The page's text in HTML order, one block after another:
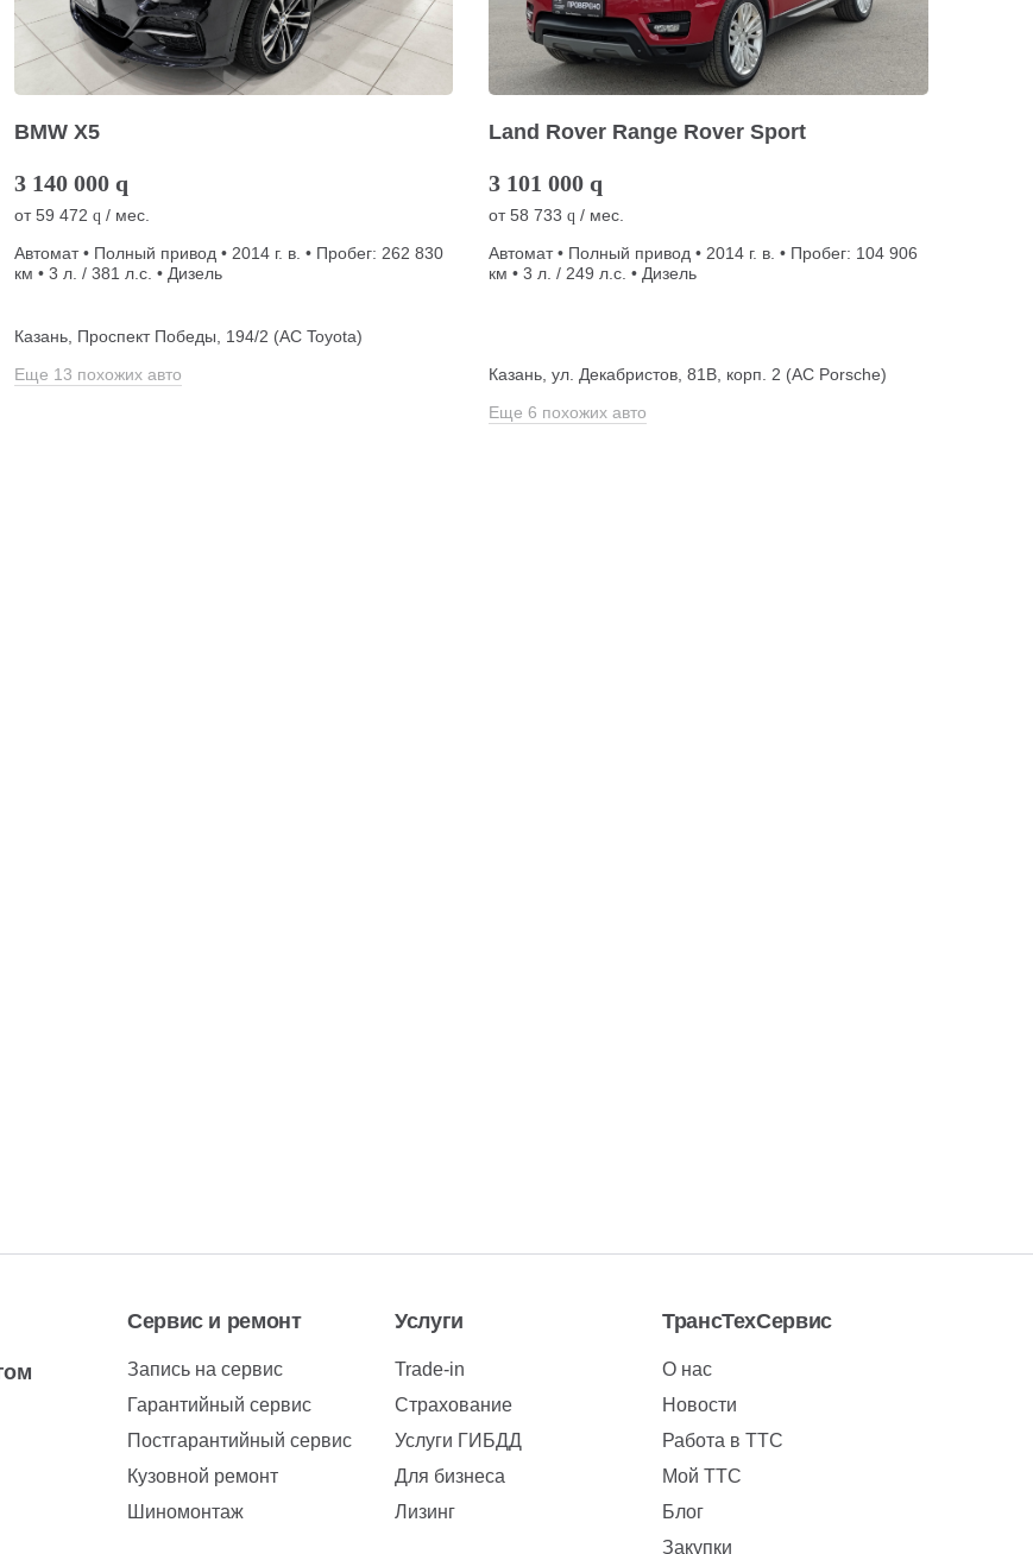
BMW X5
3 140 000 q
от59 472 q / мес.
Автомат • Полный привод • 2014 г. в. • Пробег: 262 830
км • 3 л. / 381 л.с. • Дизель
Казань, Проспект Победы, 194/2 (АС Toyota)
Еще 13 похожих авто
Land Rover Range Rover Sport
3 101 000 q
от58 733 q / мес.
Автомат • Полный привод • 2014 г. в. • Пробег: 104 906
км • 3 л. / 249 л.с. • Дизель
Казань, ул. Декабристов, 81В, корп. 2 (АС Porsche)
Еще 6 похожих авто
Сервис и ремонт
Запись на сервис
Гарантийный сервис
Постгарантийный сервис
Кузовной ремонт
Шиномонтаж
Услуги
Trade-in
Страхование
Услуги ГИБДД
Для бизнеса
Лизинг
ТрансТехСервис
О нас
Новости
Работа в ТТС
Мой ТТС
Блог
Закупки